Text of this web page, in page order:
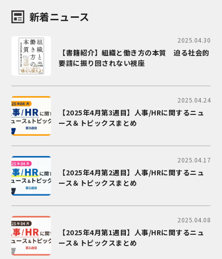
新着ニュース
2025.04.30
【書籍紹介】組織と働き方の本質 迫る社会的
要請に振り回されない視座
2025.04.24
【2025年4月第3週目】人事/HRに関するニュ
ース＆トピックスまとめ
2025.04.17
【2025年4月第2週目】人事/HRに関するニュ
ース＆トピックスまとめ
2025.04.08
【2025年4月第1週目】人事/HRに関するニュ
ース＆トピックスまとめ